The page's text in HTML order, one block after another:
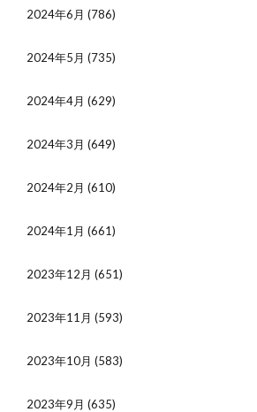
2024年6月 (786)
2024年5月 (735)
2024年4月 (629)
2024年3月 (649)
2024年2月 (610)
2024年1月 (661)
2023年12月 (651)
2023年11月 (593)
2023年10月 (583)
2023年9月 (635)